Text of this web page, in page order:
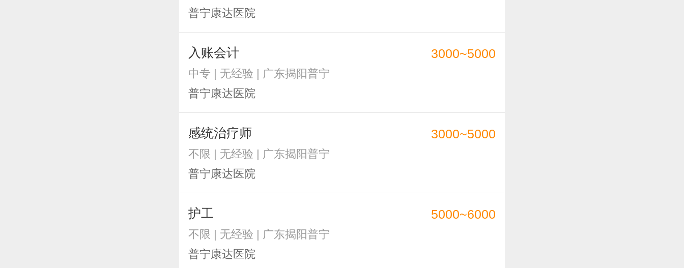
普宁康达医院
入账会计
中专 | 无经验 | 广东揭阳普宁
普宁康达医院
3000~5000
感统治疗师
不限 | 无经验 | 广东揭阳普宁
普宁康达医院
3000~5000
护工
不限 | 无经验 | 广东揭阳普宁
普宁康达医院
5000~6000